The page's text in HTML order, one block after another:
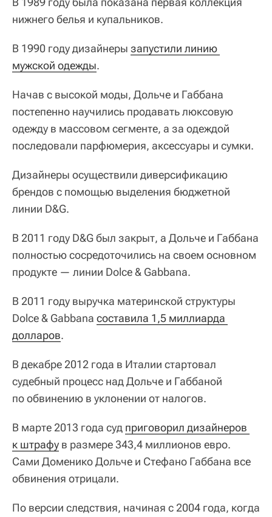
нижнего белья и купальников.
В 1990 году дизайнеры запустили линию
мужской одежды.
Начав с высокой моды, Дольче и Габбана
постепенно научились продавать люксовую
одежду в массовом сегменте, а за одеждой
последовали парфюмерия, аксессуары и сумки.
Дизайнеры осуществили диверсификацию
брендов с помощью выделения бюджетной
линии D&G.
В 2011 году D&G был закрыт, а Дольче и Габбана
полностью сосредоточились на своем основном
продукте — линии Dolce & Gabbana.
В 2011 году выручка материнской структуры
Dolce & Gabbana составила 1,5 миллиарда
долларов.
В декабре 2012 года в Италии стартовал
судебный процесс над Дольче и Габбаной
по обвинению в уклонении от налогов.
В марте 2013 года суд приговорил дизайнеров
к штрафу в размере 343,4 миллионов евро.
Сами Доменико Дольче и Стефано Габбана все
обвинения отрицали.
По версии следствия, начиная с 2004 года, когда